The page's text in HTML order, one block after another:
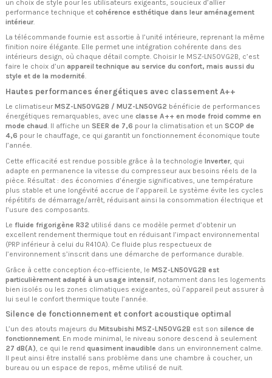
un choix de style pour les utilisateurs exigeants, soucieux d’allier
performance technique et cohérence esthétique dans leur aménagement
intérieur.
La télécommande fournie est assortie à l’unité intérieure, reprenant la même
finition noire élégante. Elle permet une intégration cohérente dans des
intérieurs design, où chaque détail compte. Choisir le MSZ-LN50VG2B, c’est
faire le choix d’un appareil technique au service du confort, mais aussi du
style et de la modernité.
Hautes performances énergétiques avec classement A++
Le climatiseur MSZ-LN50VG2B / MUZ-LN50VG2 bénéficie de performances
énergétiques remarquables, avec une classe A++ en mode froid comme en
mode chaud. Il affiche un SEER de 7,6 pour la climatisation et un SCOP de
4,6 pour le chauffage, ce qui garantit un fonctionnement économique toute
l’année.
Cette efficacité est rendue possible grâce à la technologie Inverter, qui
adapte en permanence la vitesse du compresseur aux besoins réels de la
pièce. Résultat : des économies d’énergie significatives, une température
plus stable et une longévité accrue de l’appareil. Le système évite les cycles
répétitifs de démarrage/arrêt, réduisant ainsi la consommation électrique et
l’usure des composants.
Le fluide frigorigène R32 utilisé dans ce modèle permet d’obtenir un
excellent rendement thermique tout en réduisant l’impact environnemental
(PRP inférieur à celui du R410A). Ce fluide plus respectueux de
l’environnement s’inscrit dans une démarche de performance durable.
Grâce à cette conception éco-efficiente, le MSZ-LN50VG2B est
particulièrement adapté à un usage intensif , notamment dans les logements
bien isolés ou les zones climatiques exigeantes, où l’appareil peut assurer à
lui seul le confort thermique toute l’année.
Silence de fonctionnement et confort acoustique optimal
L’un des atouts majeurs du Mitsubishi MSZ-LN50VG2B est son silence de
fonctionnement. En mode minimal, le niveau sonore descend à seulement
27 dB(A), ce qui le rend quasiment inaudible dans un environnement calme.
Il peut ainsi être installé sans problème dans une chambre à coucher, un
bureau ou un espace de repos, même utilisé de nuit.